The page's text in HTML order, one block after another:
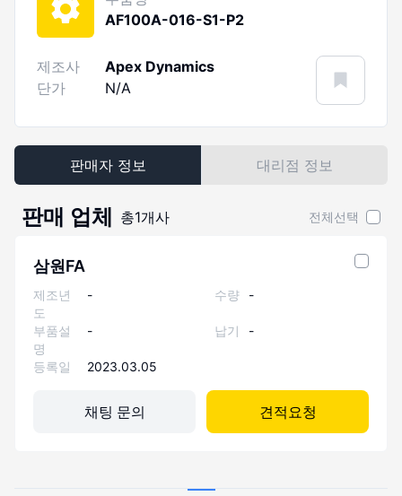
AF100A-016-S1-P2
제조사
Apex Dynamics
단가
N/A
판매자 정보 대리점 정보
판매 업체 총1개사 전체선택
삼원FA
제조년
도
- 수량 -
부품설
명
- 납기 -
등록일 2023.03.05
채팅 문의 견적요청